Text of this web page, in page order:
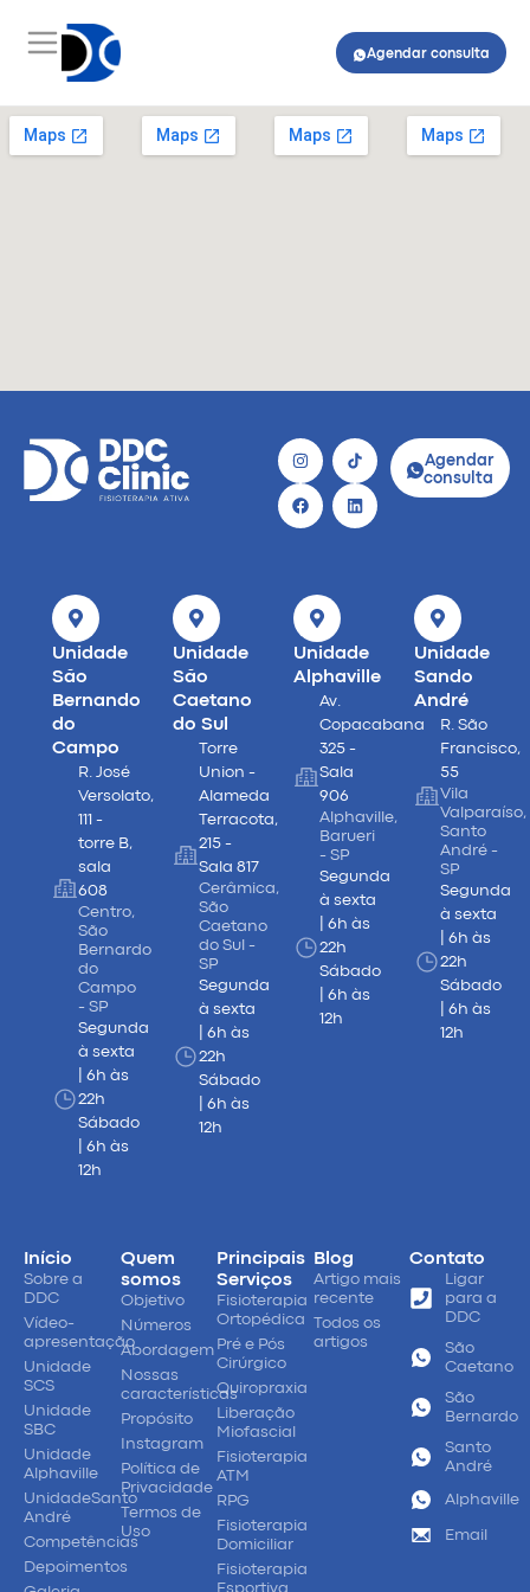
Agendar consulta
Agendar
consulta
Unidade
São
Bernando
do
Campo
R. José
Versolato,
111 -
torre B,
sala
608
Centro,
São
Bernardo
do
Campo
- SP
Segunda
à sexta
| 6h às
22h
Sábado
| 6h às
12h
Unidade
São
Caetano
do Sul
Torre
Union -
Alameda
Terracota,
215 -
Sala 817
Cerâmica,
São
Caetano
do Sul -
SP
Segunda
à sexta
| 6h às
22h
Sábado
| 6h às
12h
Unidade
Alphaville
Av.
Copacabana
325 -
Sala
906
Alphaville,
Barueri
- SP
Segunda
à sexta
| 6h às
22h
Sábado
| 6h às
12h
Unidade
Sando
André
R. São
Francisco,
55
Vila
Valparaíso,
Santo
André -
SP
Segunda
à sexta
| 6h às
22h
Sábado
| 6h às
12h
Início
Sobre a
DDC
Vídeo-
apresentação
Unidade
SCS
Unidade
SBC
Unidade
Alphaville
UnidadeSanto
André
Competências
Depoimentos
Quem
somos
Objetivo
Números
Abordagem
Nossas
características
Propósito
Instagram
Política de
Privacidade
Termos de
Uso
Principais
Serviços
Fisioterapia
Ortopédica
Pré e Pós
Cirúrgico
Quiropraxia
Liberação
Miofascial
Fisioterapia
ATM
RPG
Fisioterapia
Domiciliar
Fisioterapia
Esportiva
Blog
Artigo mais
recente
Todos os
artigos
Contato
Ligar
para a
DDC
São
Caetano
São
Bernardo
Santo
André
Alphaville
Email